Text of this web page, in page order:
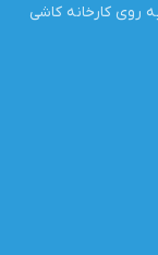
یزد، رو به روی کارخانه کاشی